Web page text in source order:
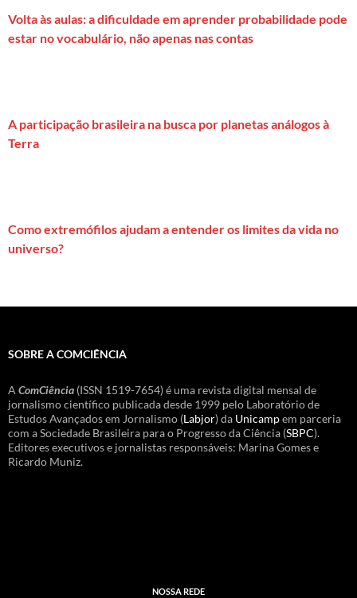
Volta às aulas: a dificuldade em aprender probabilidade pode
estar no vocabulário, não apenas nas contas
A participação brasileira na busca por planetas análogos à
Terra
Como extremófilos ajudam a entender os limites da vida no
universo?
SOBRE A COMCIÊNCIA
A ComCiência (ISSN 1519-7654) é uma revista digital mensal de
jornalismo científico publicada desde 1999 pelo Laboratório de
Estudos Avançados em Jornalismo (Labjor) da Unicampem parceria
com a Sociedade Brasileira para o Progresso da Ciência (SBPC).
Editores executivos e jornalistas responsáveis: Marina Gomes e
Ricardo Muniz.
NOSSA REDE